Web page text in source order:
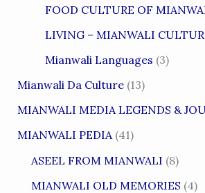
FOOD CULTURE OF
LIVING – MIANWALI
Mianwali Languages (3)
Mianwali Da Culture(13)
MIANWALI MEDIA LEGENDS &
MIANWALI PEDIA (41)
ASEEL FROM MIANWALI (8)
MIANWALI OLD MEMORIES (4)